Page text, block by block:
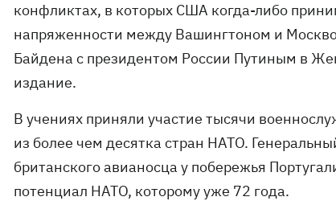
конфликтах, в которых США когда-либо
напряженности между Вашингтоном и
Байдена с президентом России Путиным в
издание.
В учениях приняли участие тысячи
из более чем десятка стран НАТО.
британского авианосца у побережья
потенциал НАТО, которому уже 72 года.